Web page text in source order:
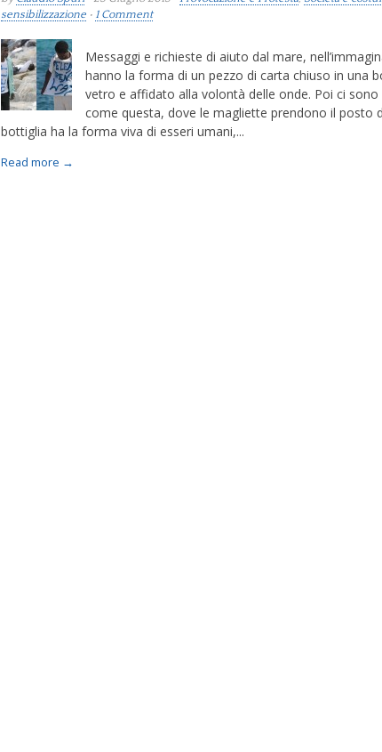
sensibilizzazione • 1 Comment
Messaggi e richieste di aiuto dal mare,
hanno la forma di un pezzo di carta chiuso in una
vetro e affidato alla volontà delle onde. Poi ci sono
come questa, dove le magliette prendono il posto
bottiglia ha la forma viva di esseri umani,...
Read more →